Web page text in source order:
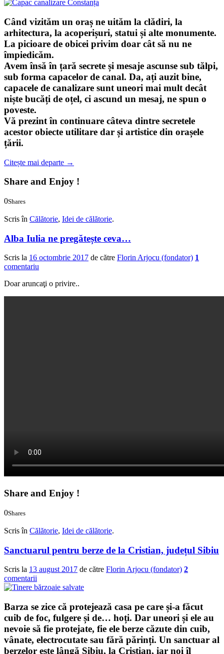
Când vizităm un oraș ne uităm la clădiri, la
arhitectura, la acoperișuri, statui și alte monumente.
La picioare de obicei privim doar cât să nu ne
împiedicăm.
Avem însă în țară secrete și mesaje ascunse sub tălpi,
sub forma capacelor de canal. Da, ați auzit bine,
capacele de canalizare sunt uneori mai mult decât
niște bucăți de oțel, ci ascund un mesaj, ne spun o
poveste.
Vă prezint în continuare câteva dintre secretele
acestor obiecte utilitare dar și artistice din orașele
țării.
Citește mai departe →
Share and Enjoy !
0Shares
Scris în Călătorie, Idei de călătorie.
Alba Iulia ne pregătește ceva…
Scris la 16 octombrie 2017 de către Florin Arjocu (fondator) 1
comentariu
Doar aruncaţi o privire..
Share and Enjoy !
0Shares
Scris în Călătorie, Idei de călătorie.
Sanctuarul pentru berze de la Cristian, județul Sibiu
Scris la 13 august 2017 de către Florin Arjocu (fondator) 2
comentarii
Barza se zice că protejează casa pe care și-a făcut
cuib de foc, fulgere și de… hoți. Dar uneori și ele au
nevoie să fie protejate, fie ele berze căzute din cuib,
vânate, electrocutate sau fără părinți. Un sanctuar al
berzelor este lângă Sibiu, la Cristian, iar noi îl